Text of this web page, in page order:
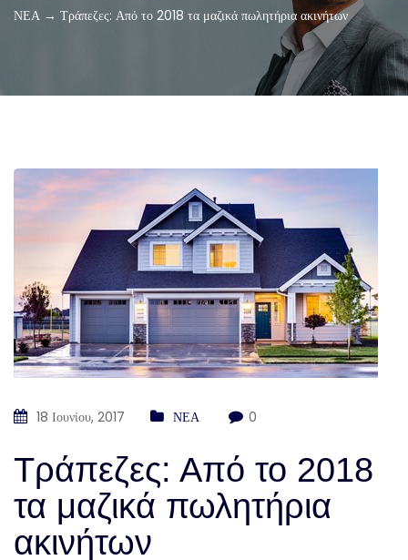
ΝΕΑ → Τράπεζες: Από το 2018 τα μαζικά πωλητήρια ακινήτων
18 Ιουνίου, 2017 ΝΕΑ 0
Τράπεζες: Από το 2018
τα μαζικά πωλητήρια
ακινήτων